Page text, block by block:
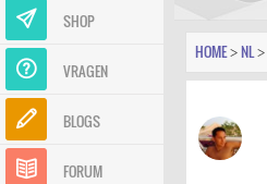
SHOP
VRAGEN
BLOGS
FORUM
HOME > NL >